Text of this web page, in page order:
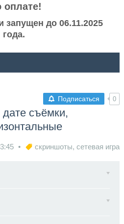
оплате!
запущен до 06.11.2025
года.
Подписаться 0
съёмки,
скриншоты, сетевая игра